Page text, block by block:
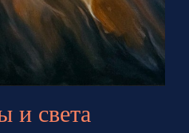
и света